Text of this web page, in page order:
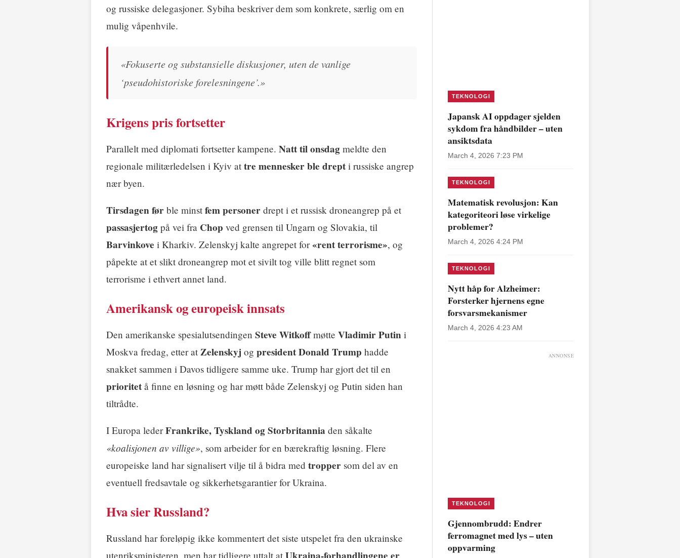
og russiske delegasjoner. Sybiha beskriver dem som konkrete, særlig om en
mulig våpenhvile.
«Fokuserte og substansielle diskusjoner, uten de vanlige
‘pseudohistoriske forelesningene’.»
Krigens pris fortsetter
Parallelt med diplomati fortsetter kampene. Natt til onsdag meldte den
regionale militærledelsen i Kyiv at tre mennesker ble drept i russiske angrep
nær byen.
Tirsdagen før ble minst fem personer drept i et russisk droneangrep på et
passasjertog på vei fra Chop ved grensen til Ungarn og Slovakia, til
Barvinkove i Kharkiv. Zelenskyj kalte angrepet for«rent terrorisme», og
påpekte at et slikt droneangrep mot et sivilt tog ville blitt regnet som
terrorisme i ethvert annet land.
Amerikansk og europeisk innsats
Den amerikanske spesialutsendingen Steve Witkoffmøtte Vladimir Putin i
Moskva fredag, etter at Zelenskyj og president Donald Trump hadde
snakket sammen i Davos tidligere samme uke. Trump har gjort det til en
prioritet å finne en løsning og har møtt både Zelenskyj og Putin siden han
tiltrådte.
I Europa lederFrankrike, Tyskland og Storbritannia den såkalte
«koalisjonen av villige», som arbeider for en bærekraftig løsning. Flere
europeiske land har signalisert vilje til å bidra med tropper som del av en
eventuell fredsavtale og sikkerhetsgarantier for Ukraina.
Hva sier Russland?
Russland har foreløpig ikke kommentert det siste utspelet fra den ukrainske
utenriksministeren, men har tidligere uttalt at
TEKNOLOGI
Japansk AI oppdager sjelden
sykdom fra håndbilder – uten
ansiktsdata
March 4, 2026 7:23 PM
TEKNOLOGI
Matematisk revolusjon: Kan
kategoriteori løse virkelige
problemer?
March 4, 2026 4:24 PM
TEKNOLOGI
Nytt håp for Alzheimer:
Forsterker hjernens egne
forsvarsmekanismer
March 4, 2026 4:23 AM
ANNONSE
TEKNOLOGI
Gjennombrudd: Endrer
ferromagnet med lys – uten
oppvarming